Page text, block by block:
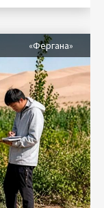
«Фергана»